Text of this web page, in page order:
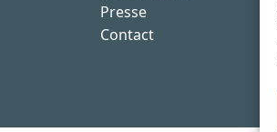
Presse
Contact